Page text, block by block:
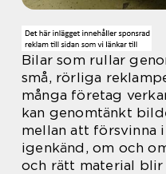
Bilar som rullar
små, rörliga
många företag
kan genomtänkt
mellan att
igenkänd, om och
och rätt material